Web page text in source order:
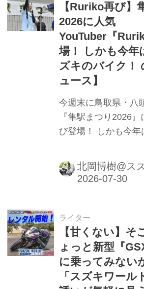
【Ruriko再び】
2026に人気
YouTuber『
場！ しかも今
ズキのバイク！
ュース】
今週末に鳥取県・八
『隼駅まつり2026
び登場！ しかも今
北岡博樹@ス
ライター
【甘くない】そ
ょっと新型『
に乗ってみない
「スズキワール